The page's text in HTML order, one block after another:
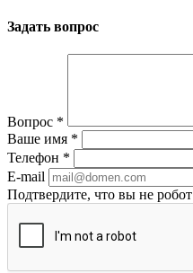
Задать вопрос
Вопрос *
Ваше имя *
Телефон *
E-mail
Подтвердите, что вы не робот